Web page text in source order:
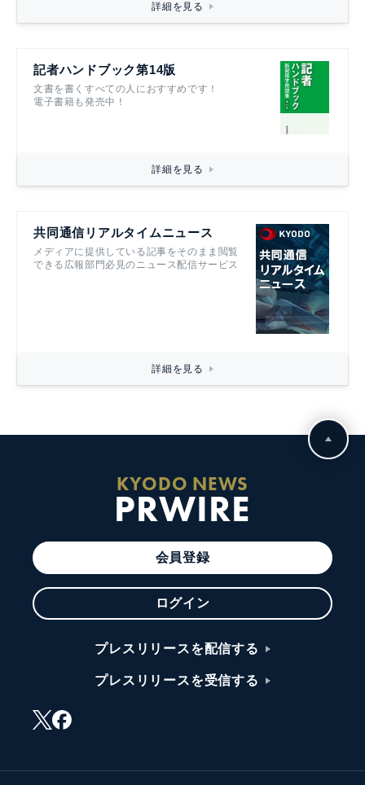
詳細を見る
記者ハンドブック第14版
文書を書くすべての人におすすめです！
電子書籍も発売中！
詳細を見る
共同通信リアルタイムニュース
メディアに提供している記事をそのまま閲覧
できる広報部門必見のニュース配信サービス
詳細を見る
KYODO NEWS
PRWIRE
会員登録
ログイン
プレスリリースを配信する
プレスリリースを受信する